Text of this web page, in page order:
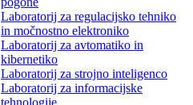
Laboratorij za regulacijsko tehniko
in močnostno elektroniko
Laboratorij za avtomatiko in
kibernetiko
Laboratorij za strojno inteligenco
Laboratorij za informacijske
tehnologije